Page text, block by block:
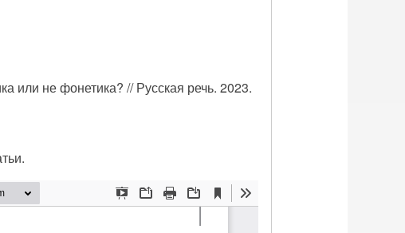
или не фонетика? // Русская речь. 2023.